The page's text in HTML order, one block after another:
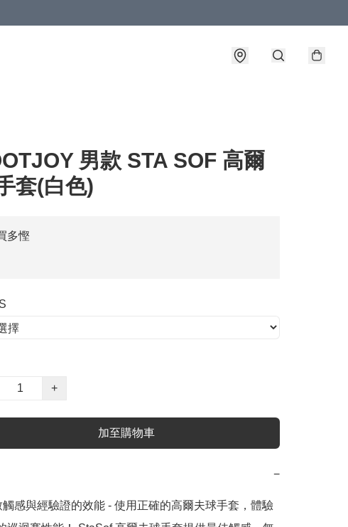
男款 STA SOF 高爾
套(白色)
多慳
+
加至購物車
−
觸感與經驗證的效能 - 使用正確的高爾夫球手套，體驗